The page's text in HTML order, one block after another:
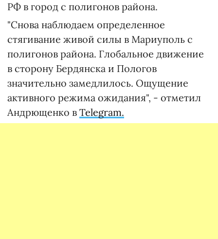
РФ в город с полигонов района.
"Снова наблюдаем определенное
стягивание живой силы в Мариуполь с
полигонов района. Глобальное движение
в сторону Бердянска и Пологов
значительно замедлилось. Ощущение
активного режима ожидания", - отметил
Андрющенко в Telegram.